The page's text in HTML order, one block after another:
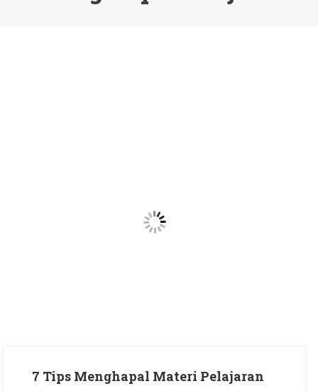
7 Tips Menghapal Materi Pelajaran